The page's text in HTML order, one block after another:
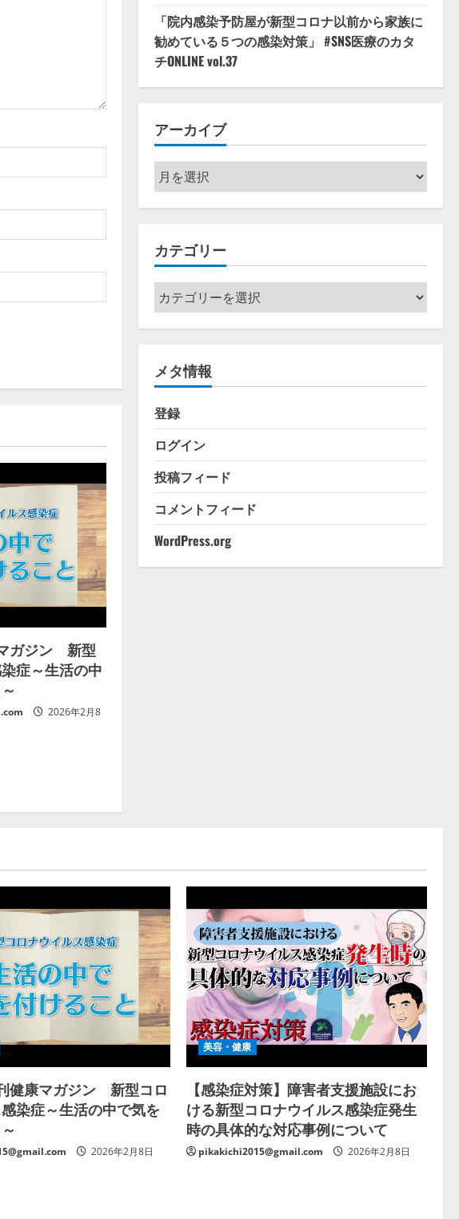
マガジン 新型
症～生活の中
2026年2月8
「院内感染予防屋が新型コロナ以前から家族に
勧めている５つの感染対策」 #SNS医療のカタ
チONLINE vol.37
アーカイブ
ア
ー
カ
ブ
カテゴリー
カ
テ
ゴ
ー
メタ情報
登録
ログイン
投稿フィード
コメントフィード
WordPress.org
刊健康マガジン 新型コロ
染症～生活の中で気を
2026年2月8日
美容・健康
【感染症対策】障害者支援施設にお
ける新型コロナウイルス感染症発生
時の具体的な対応事例について
pikakichi2015@gmail.com 2026年2月8日